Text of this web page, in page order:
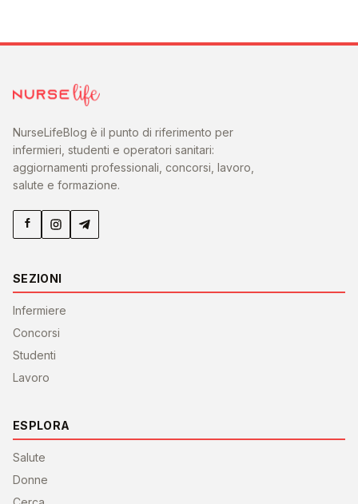
NurseLifeBlog è il punto di riferimento per
infermieri, studenti e operatori sanitari:
aggiornamenti professionali, concorsi, lavoro,
salute e formazione.
SEZIONI
Infermiere
Concorsi
Studenti
Lavoro
ESPLORA
Salute
Donne